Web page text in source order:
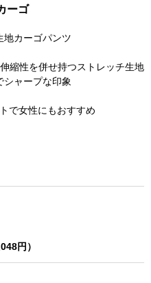
ーゴ
地カーゴパンツ
縮性を併せ持つストレッチ生地
ャープな印象
で女性にもおすすめ
円）